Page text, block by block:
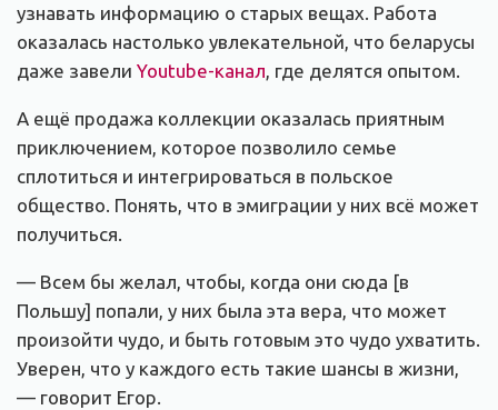
узнавать информацию о старых вещах. Работа
оказалась настолько увлекательной, что беларусы
даже завели Youtube-канал , где делятся опытом.
А ещё продажа коллекции оказалась приятным
приключением, которое позволило семье
сплотиться и интегрироваться в польское
общество. Понять, что в эмиграции у них всё может
получиться.
— Всем бы желал, чтобы, когда они сюда [в
Польшу] попали, у них была эта вера, что может
произойти чудо, и быть готовым это чудо ухватить.
Уверен, что у каждого есть такие шансы в жизни,
— говорит Егор.